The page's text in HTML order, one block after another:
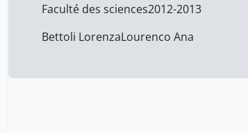
Faculté des sciences2012-2013
Bettoli LorenzaLourenco Ana